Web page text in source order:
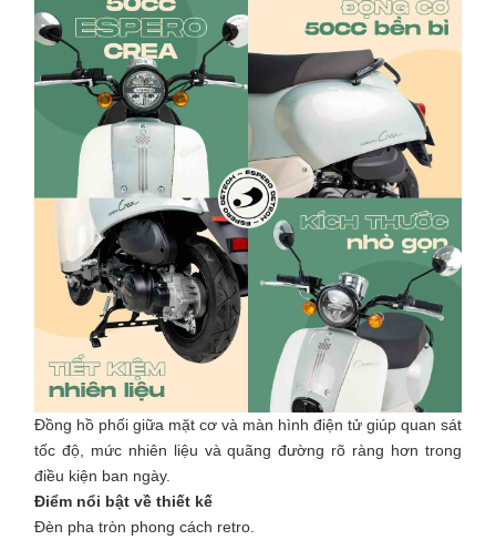
Đồng hồ phối giữa mặt cơ và màn hình điện tử giúp quan sát
tốc độ, mức nhiên liệu và quãng đường rõ ràng hơn trong
điều kiện ban ngày.
Điểm nổi bật về thiết kế
Đèn pha tròn phong cách retro.